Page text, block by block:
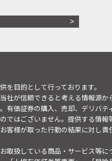
を目的として行っております。
社が信頼できると考える情報源
有価証券の購入、売却、デリバ
ではございません。提供する情
客様が取った行動の結果に対し
取扱している商品・サービス等